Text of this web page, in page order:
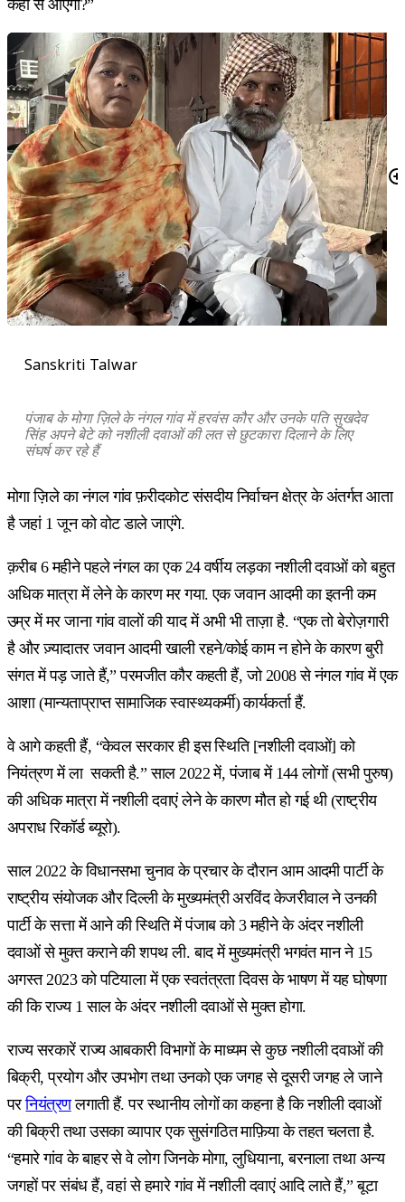
कहां से आएगा?”
Sanskriti Talwar
पंजाब के मोगा ज़िले के नंगल गांव में हरवंस कौर और उनके पति सुखदेव
सिंह अपने बेटे को नशीली दवाओं की लत से छुटकारा दिलाने के लिए
संघर्ष कर रहे हैं
मोगा ज़िले का नंगल गांव फ़रीदकोट संसदीय निर्वाचन क्षेत्र के अंतर्गत आता
है जहां 1 जून को वोट डाले जाएंगे.
क़रीब 6 महीने पहले नंगल का एक 24 वर्षीय लड़का नशीली दवाओं को बहुत
अधिक मात्रा में लेने के कारण मर गया. एक जवान आदमी का इतनी कम
उम्र में मर जाना गांव वालों की याद में अभी भी ताज़ा है. “एक तो बेरोज़गारी
है और ज़्यादातर जवान आदमी खाली रहने/कोई काम न होने के कारण बुरी
संगत में पड़ जाते हैं,” परमजीत कौर कहती हैं, जो 2008 से नंगल गांव में एक
आशा (मान्यताप्राप्त सामाजिक स्वास्थ्यकर्मी) कार्यकर्ता हैं.
वे आगे कहती हैं, “केवल सरकार ही इस स्थिति [नशीली दवाओं] को
नियंत्रण में ला सकती है.” साल 2022 में, पंजाब में 144 लोगों (सभी पुरुष)
की अधिक मात्रा में नशीली दवाएं लेने के कारण मौत हो गई थी (राष्ट्रीय
अपराध रिकॉर्ड ब्यूरो).
साल 2022 के विधानसभा चुनाव के प्रचार के दौरान आम आदमी पार्टी के
राष्ट्रीय संयोजक और दिल्ली के मुख्यमंत्री अरविंद केजरीवाल ने उनकी
पार्टी के सत्ता में आने की स्थिति में पंजाब को 3 महीने के अंदर नशीली
दवाओं से मुक्त कराने की शपथ ली. बाद में मुख्यमंत्री भगवंत मान ने 15
अगस्त 2023 को पटियाला में एक स्वतंत्रता दिवस के भाषण में यह घोषणा
की कि राज्य 1 साल के अंदर नशीली दवाओं से मुक्त होगा.
राज्य सरकारें राज्य आबकारी विभागों के माध्यम से कुछ नशीली दवाओं की
बिक्री, प्रयोग और उपभोग तथा उनको एक जगह से दूसरी जगह ले जाने
परनियंत्रणलगाती हैं. पर स्थानीय लोगों का कहना है कि नशीली दवाओं
की बिक्री तथा उसका व्यापार एक सुसंगठित माफ़िया के तहत चलता है.
“हमारे गांव के बाहर से वे लोग जिनके मोगा, लुधियाना, बरनाला तथा अन्य
जगहों पर संबंध हैं, वहां से हमारे गांव में नशीली दवाएं आदि लाते हैं,” बूटा